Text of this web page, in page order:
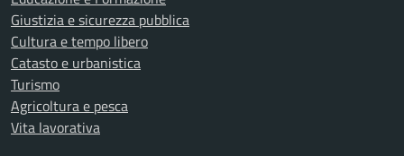
Giustizia e sicurezza pubblica
Cultura e tempo libero
Catasto e urbanistica
Turismo
Agricoltura e pesca
Vita lavorativa